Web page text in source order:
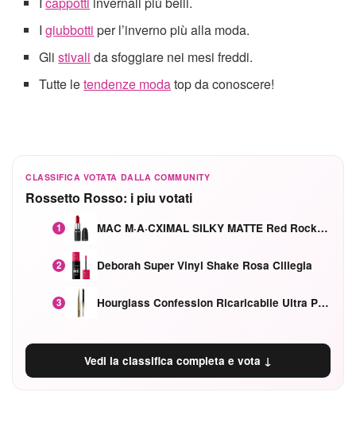
Igiubbotti per l’inverno più alla moda.
Glistivali da sfoggiare nei mesi freddi.
Tutte letendenze modatop da conoscere!
CLASSIFICA VOTATA DALLA COMMUNITY
Rossetto Rosso: i piu votati
1 MAC M·A·CXIMAL SILKY MATTE Red Rock mat
2 Deborah Super Vinyl Shake Rosa Ciliegia
3 Hourglass Confession Ricaricabile Ultra Preciso Ad Alta Intensità Secretly Classic Red
Vedi la classifica completa e vota ↓